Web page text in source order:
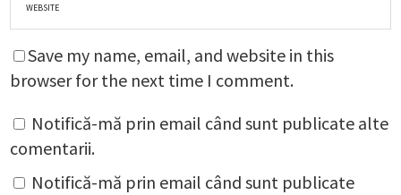
Save my name, email, and website in this
browser for the next time I comment.
Notifică-mă prin email când sunt publicate alte
comentarii.
Notifică-mă prin email când sunt publicate